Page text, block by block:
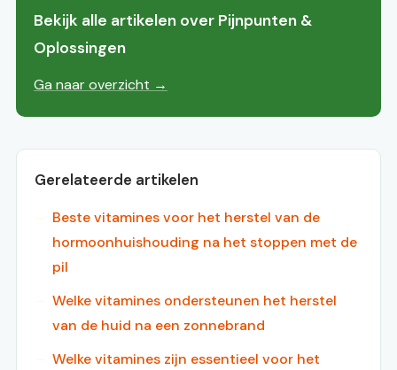
Bekijk alle artikelen over Pijnpunten &
Oplossingen
Ga naar overzicht →
Gerelateerde artikelen
Beste vitamines voor het herstel van de
hormoonhuishouding na het stoppen met de
pil
Welke vitamines ondersteunen het herstel
van de huid na een zonnebrand
Welke vitamines zijn essentieel voor het